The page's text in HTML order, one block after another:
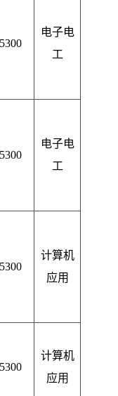
5300
电子电
工
5300
电子电
工
5300
计算机
应用
5300
计算机
应用